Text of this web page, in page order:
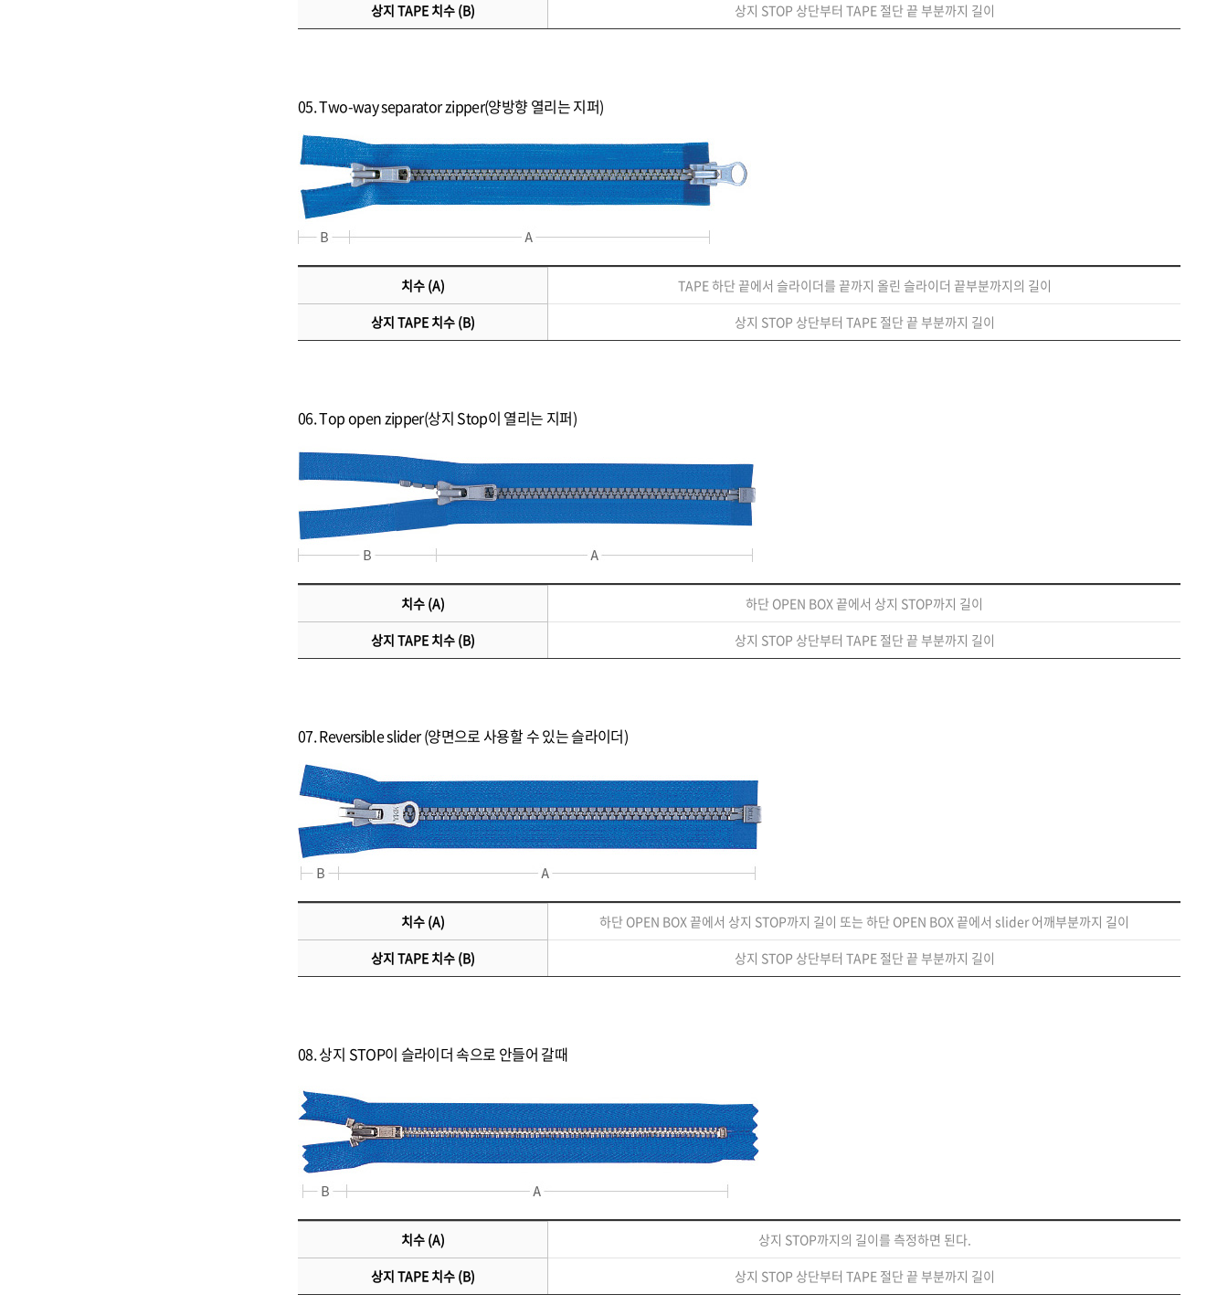
상지 TAPE 치수 (B)
상지 STOP 상단부터 TAPE 절단 끝 부분까지 길이
05. Two-way separator zipper(양방향 열리는 지퍼)
치수 (A)
TAPE 하단 끝에서 슬라이더를 끝까지 올린 슬라이더 끝부분까지의 길이
상지 TAPE 치수 (B)
상지 STOP 상단부터 TAPE 절단 끝 부분까지 길이
06. Top open zipper(상지 Stop이 열리는 지퍼)
치수 (A)
하단 OPEN BOX 끝에서 상지 STOP까지 길이
상지 TAPE 치수 (B)
상지 STOP 상단부터 TAPE 절단 끝 부분까지 길이
07. Reversible slider (양면으로 사용할 수 있는 슬라이더)
치수 (A)
하단 OPEN BOX 끝에서 상지 STOP까지 길이 또는 하단 OPEN BOX 끝에서 slider 어깨부분까지 길이
상지 TAPE 치수 (B)
상지 STOP 상단부터 TAPE 절단 끝 부분까지 길이
08. 상지 STOP이 슬라이더 속으로 안들어 갈때
치수 (A)
상지 STOP까지의 길이를 측정하면 된다.
상지 TAPE 치수 (B)
상지 STOP 상단부터 TAPE 절단 끝 부분까지 길이